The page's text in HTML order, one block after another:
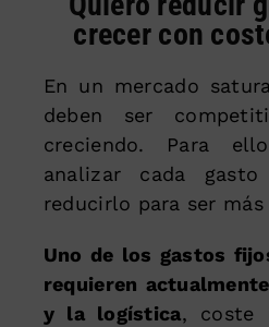
crecer con
En un mercado
deben ser
creciendo. Para
analizar cada
reducirlo para ser
Uno de los gastos
requieren
y la logística, coste